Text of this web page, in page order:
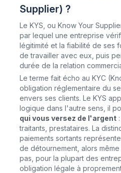
Supplier) ?
Le KYS, ou Know Your
par lequel une entreprise
légitimité et la fiabilité de ses
de travailler avec eux, puis
durée de la relation
Le terme fait écho au KYC
obligation réglementaire du
envers ses clients. Le KYS
logique dans l'autre sens, il
qui vous versez de l'argent
traitants, prestataires. La
paiements sortants
de détournement, alors
pas, pour la plupart des
obligation légale à